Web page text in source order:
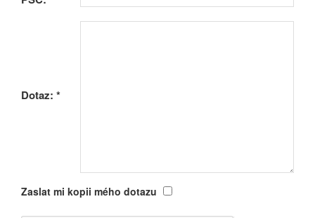
Dotaz: *
Zaslat mi kopii mého dotazu